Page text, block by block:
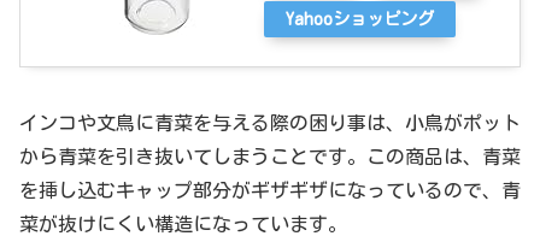
Yahooショッピング
インコや文鳥に青菜を与える際の困り事は、小鳥がポット
から青菜を引き抜いてしまうことです。この商品は、青菜
を挿し込むキャップ部分がギザギザになっているので、青
菜が抜けにくい構造になっています。